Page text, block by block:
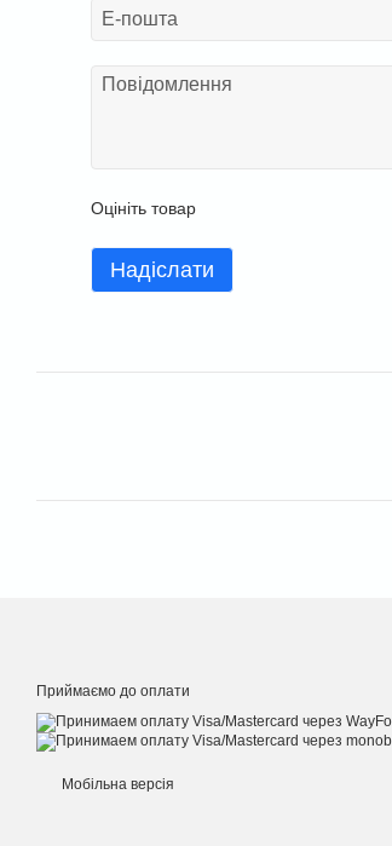
Оцініть товар
Надіслати
Приймаємо до оплати
Мобільна версія